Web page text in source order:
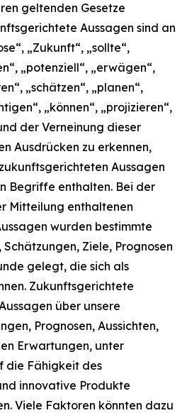
geltenden Gesetze
Aussagen sind an
„Zukunft“, „sollte“,
„potenziell“, „erwägen“,
„schätzen“, „planen“,
„können“, „projizieren“,
der Verneinung dieser
Ausdrücken zu erkennen,
Aussagen
Begriffe enthalten. Bei der
Mitteilung enthaltenen
wurden bestimmte
Ziele, Prognosen
gelegt, die sich als
Zukunftsgerichtete
über unsere
Prognosen, Aussichten,
Erwartungen, unter
die Fähigkeit des
innovative Produkte
Viele Faktoren könnten dazu